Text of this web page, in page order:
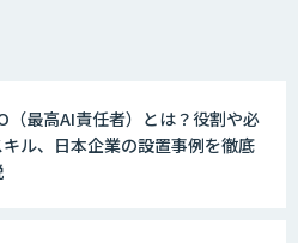
（最高AI責任者）とは？役割や必
ル、日本企業の設置事例を徹底